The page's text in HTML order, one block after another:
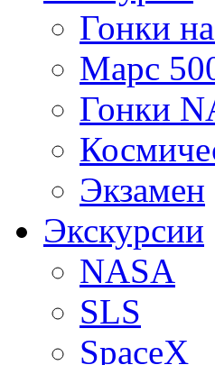
Гонки
Марс
Гонки
Экзамен
Экскурсии
NASA
SLS
SpaceX